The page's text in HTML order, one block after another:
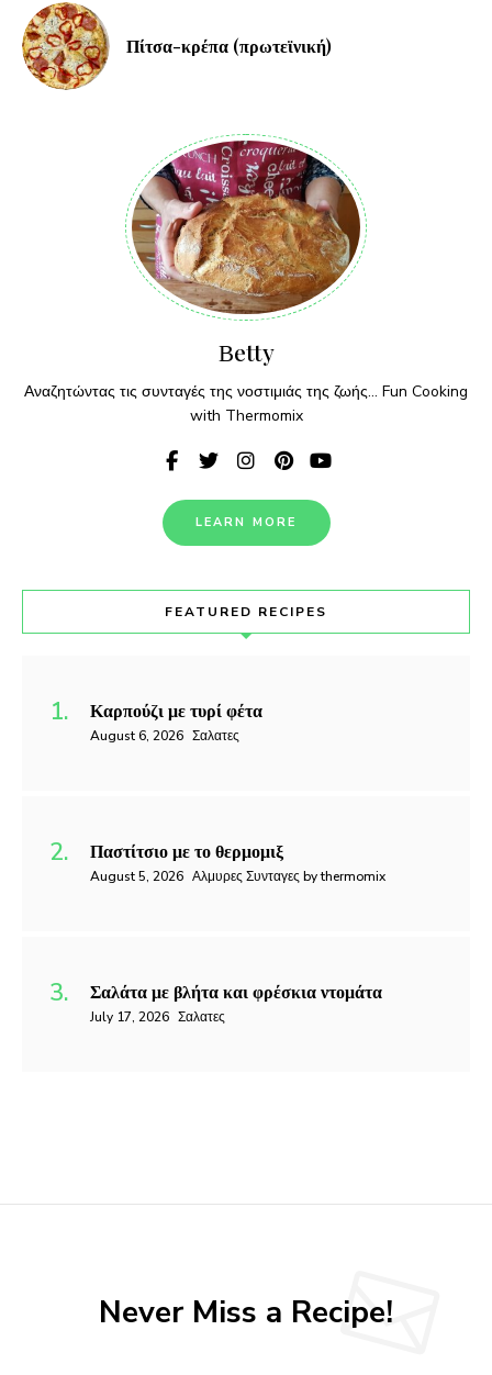
Πίτσα-κρέπα (πρωτεϊνική)
Βetty
Αναζητώντας τις συνταγές της νοστιμιάς της ζωής... Fun Cooking
with Thermomix
LEARN MORE
FEATURED RECIPES
Καρπούζι με τυρί φέτα
August 6, 2026 Σαλατες
Παστίτσιο με το θερμομιξ
August 5, 2026 Αλμυρες Συνταγες by thermomix
Σαλάτα με βλήτα και φρέσκια ντομάτα
July 17, 2026 Σαλατες
Never Miss a Recipe!